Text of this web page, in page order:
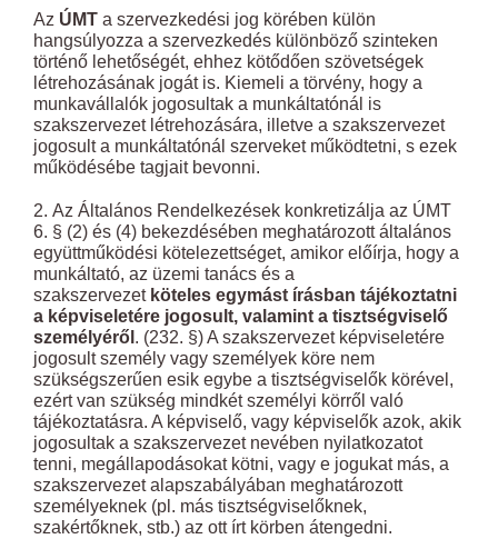
Az ÚMT a szervezkedési jog körében külön
hangsúlyozza a szervezkedés különböző szinteken
történő lehetőségét, ehhez kötődően szövetségek
létrehozásának jogát is. Kiemeli a törvény, hogy a
munkavállalók jogosultak a munkáltatónál is
szakszervezet létrehozására, illetve a szakszervezet
jogosult a munkáltatónál szerveket működtetni, s ezek
működésébe tagjait bevonni.
2. Az Általános Rendelkezések konkretizálja az ÚMT
6. § (2) és (4) bekezdésében meghatározott általános
együttműködési kötelezettséget, amikor előírja, hogy a
munkáltató, az üzemi tanács és a
szakszervezet köteles egymást írásban tájékoztatni
a képviseletére jogosult, valamint a tisztségviselő
személyéről . (232. §) A szakszervezet képviseletére
jogosult személy vagy személyek köre nem
szükségszerűen esik egybe a tisztségviselők körével,
ezért van szükség mindkét személyi körről való
tájékoztatásra. A képviselő, vagy képviselők azok, akik
jogosultak a szakszervezet nevében nyilatkozatot
tenni, megállapodásokat kötni, vagy e jogukat más, a
szakszervezet alapszabályában meghatározott
személyeknek (pl. más tisztségviselőknek,
szakértőknek, stb.) az ott írt körben átengedni.